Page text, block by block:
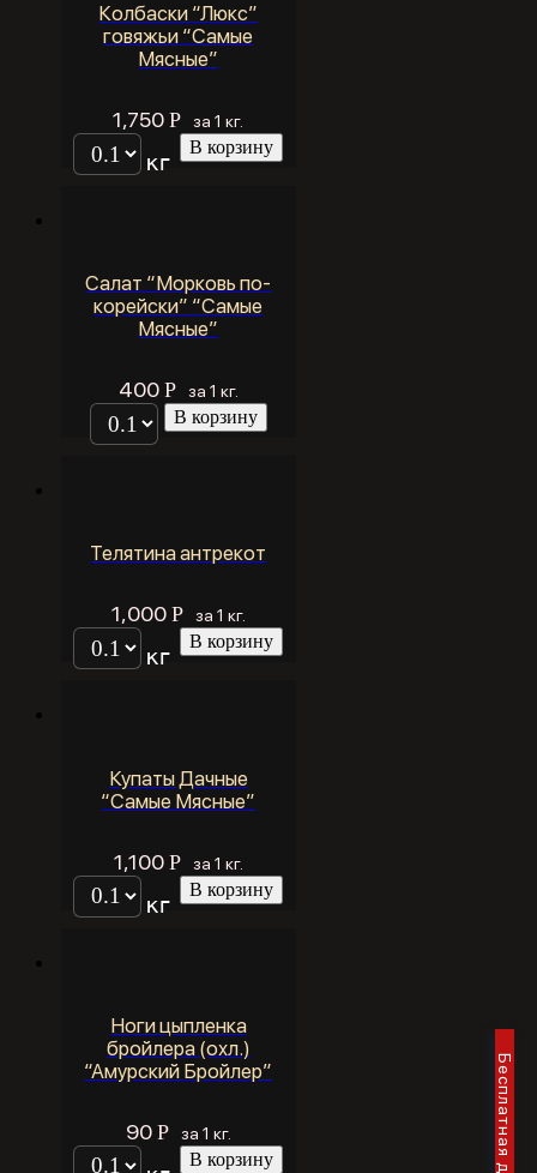
Колбаски “Люкс”
говяжьи “Самые
Мясные”
1,750Р за 1 кг.
кг
В корзину
Салат “Морковь по-
корейски” “Самые
Мясные”
400 Р за 1 кг.
В корзину
Телятина антрекот
1,000 Р за 1 кг.
кг
В корзину
Купаты Дачные
“Самые Мясные”
1,100 Р за 1 кг.
кг
В корзину
Ноги цыпленка
бройлера (охл.)
“Амурский Бройлер”
90 Р за 1 кг.
В корзину